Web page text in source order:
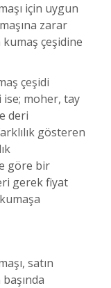
için uygun
zarar
çeşidine
çeşidi
ise; moher, tay
deri
gösteren
göre bir
gerek fiyat
satın